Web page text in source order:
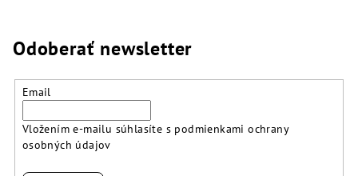
Odoberať newsletter
Email
Vložením e-mailu súhlasíte s podmienkami ochrany
osobných údajov